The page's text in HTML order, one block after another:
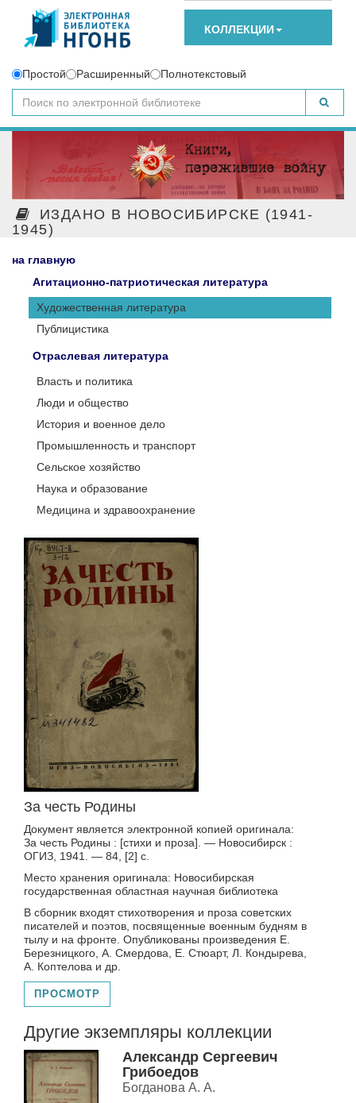
КОЛЛЕКЦИИ
Простой Расширенный Полнотекстовый
ИЗДАНО В НОВОСИБИРСКЕ (1941-
1945)
на главную
Агитационно-патриотическая литература
Художественная литература
Публицистика
Отраслевая литература
Власть и политика
Люди и общество
История и военное дело
Промышленность и транспорт
Сельское хозяйство
Наука и образование
Медицина и здравоохранение
За честь Родины
Документ является электронной копией оригинала:
За честь Родины : [стихи и проза]. — Новосибирск :
ОГИЗ, 1941. — 84, [2] с.
Место хранения оригинала: Новосибирская
государственная областная научная библиотека
В сборник входят стихотворения и проза советских
писателей и поэтов, посвященные военным будням в
тылу и на фронте. Опубликованы произведения Е.
Березницкого, А. Смердова, Е. Стюарт, Л. Кондырева,
А. Коптелова и др.
ПРОСМОТР
Другие экземпляры коллекции
Александр Сергеевич
Грибоедов
Богданова А. А.